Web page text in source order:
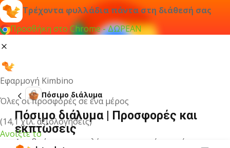
Τρέχοντα φυλλάδια πάντα στη διάθεσή σας
Προσθήκη στο Chrome - ΔΩΡΕΑΝ
Εφαρμογή Kimbino
Όλες οι προσφορές σε ένα μέρος
(14,1 χιλ. αξιολογήσεις)
Ανοίξτε το
Πόσιμο διάλυμα
Πόσιμο διάλυμα | Προσφορές και
εκπτώσεις
Δεν βρήκαμε αποτελέσματα για αυτόν τον όρο.